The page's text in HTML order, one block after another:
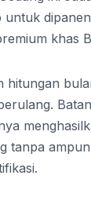
untuk
khas
hitungan
tanpa